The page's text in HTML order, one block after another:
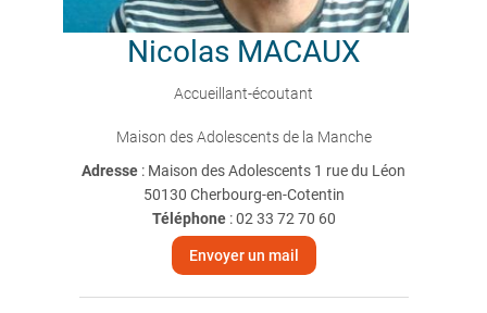
Nicolas MACAUX
Accueillant-écoutant
Maison des Adolescents de la Manche
Adresse : Maison des Adolescents 1 rue du Léon
50130 Cherbourg-en-Cotentin
Téléphone:02 33 72 70 60
Envoyer un mail